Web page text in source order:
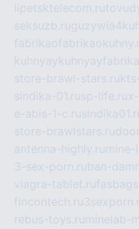
lipetsktelecom.ru
seksuzb.ru
store-brawl-stars.ru
sindika-01.rusp-life.ru
e-abis-1-c.ru
store-brawlstars.ru
antenna-highly.ru
3-sex-porn.ruban-
viagra-tablet.ru
fincontech.ru
rebus-toys.ru minelab-